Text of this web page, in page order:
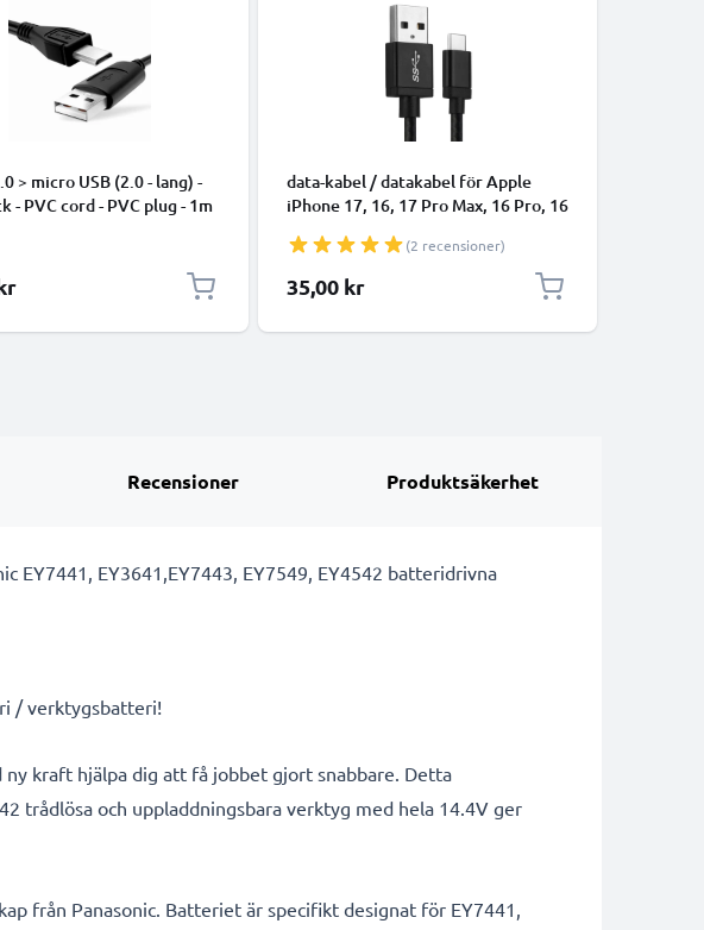
> micro USB (2.0 - lang) -
- PVC cord - PVC plug - 1m
data-kabel / datakabel för Apple
iPhone 17, 16, 17 Pro Max, 16 Pro, 16
Samsung Galaxy S25 Ultra, S25
Google Pixel 10, 9a, 10 Pro, 10 Pro
XL Xiaomi 15 Ultra, Redmi Note 14
(2 recensioner)
35,00 kr
Recensioner Produktsäkerhet
EY7441, EY3641,EY7443, EY7549, EY4542 batteridrivna
/ verktygsbatteri!
kraft hjälpa dig att få jobbet gjort snabbare. Detta
trådlösa och uppladdningsbara verktyg med hela 14.4V ger
från Panasonic. Batteriet är specifikt designat för EY7441,